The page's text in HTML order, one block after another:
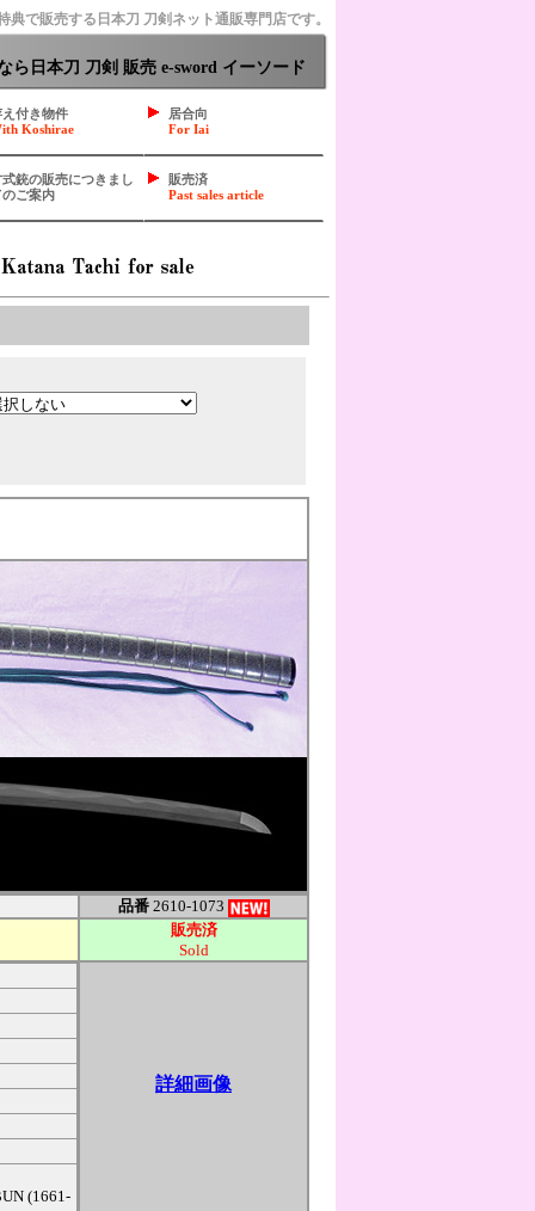
で販売する日本刀 刀剣ネット通販専門店です。
ら日本刀 刀剣 販売 e-sword イーソード
え付き物件
Koshirae
居合向
For Iai
式銃の販売につきまし
のご案内
販売済
Past sales article
品番2610-1073
販売済
Sold
(1661-
詳細画像